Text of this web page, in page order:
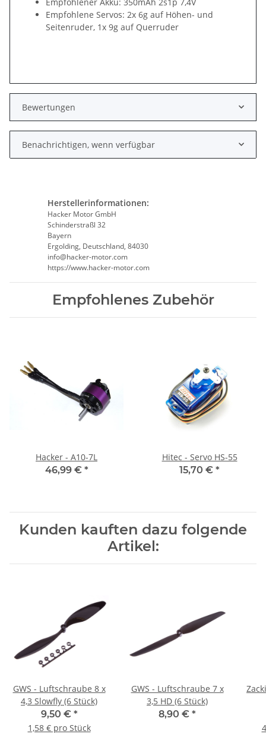
Empfohlene Servos: 2x 6g auf Höhen- und
Seitenruder, 1x 9g auf Querruder
Bewertungen
Benachrichtigen, wenn verfügbar
Herstellerinformationen:
Hacker Motor GmbH
Schinderstraßl 32
Bayern
Ergolding, Deutschland, 84030
info@hacker-motor.com
https://www.hacker-motor.com
Empfohlenes Zubehör
Hacker - A10-7L
46,99 € *
Hitec - Servo HS-55
15,70 € *
Kunden kauften dazu folgende
Artikel:
GWS - Luftschraube 8 x
4,3 Slowfly (6 Stück)
9,50 € *
1,58 € pro Stück
GWS - Luftschraube 7 x
3,5 HD (6 Stück)
8,90 € *